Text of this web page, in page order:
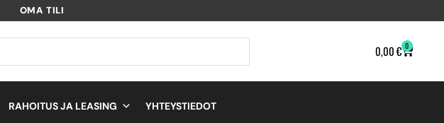
OMA TILI
0,00€ 0
RAHOITUS JA LEASING YHTEYSTIEDOT